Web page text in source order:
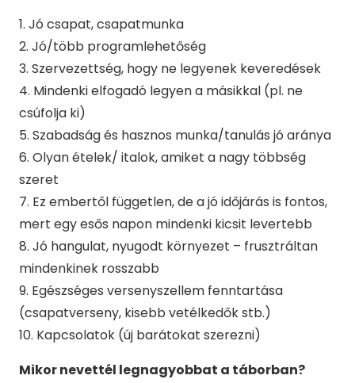
1. Jó csapat, csapatmunka
2. Jó/több programlehetőség
3. Szervezettség, hogy ne legyenek keveredések
4. Mindenki elfogadó legyen a másikkal (pl. ne
csúfolja ki)
5. Szabadság és hasznos munka/tanulás jó aránya
6. Olyan ételek/ italok, amiket a nagy többség
szeret
7. Ez embertől független, de a jó időjárás is fontos,
mert egy esős napon mindenki kicsit levertebb
8. Jó hangulat, nyugodt környezet – frusztráltan
mindenkinek rosszabb
9. Egészséges versenyszellem fenntartása
(csapatverseny, kisebb vetélkedők stb.)
10. Kapcsolatok (új barátokat szerezni)
Mikor nevettél legnagyobbat a táborban?